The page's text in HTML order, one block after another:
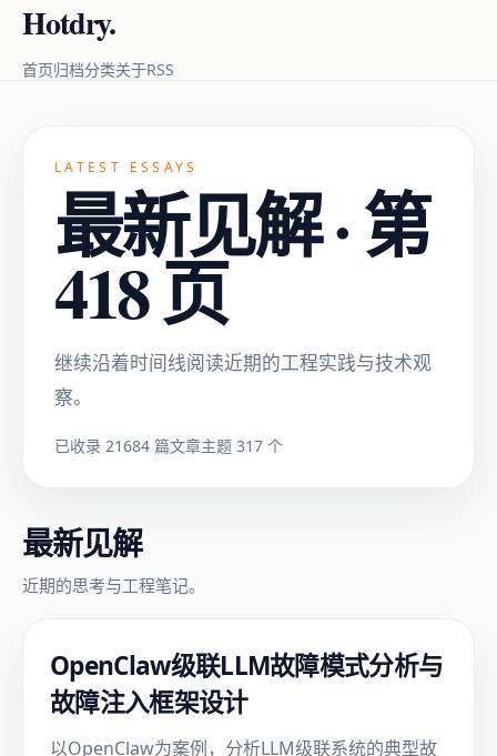
Hotdry.
首页归档分类关于RSS
LATEST ESSAYS
最新见解 · 第
418 页
继续沿着时间线阅读近期的工程实践与技术观
察。
已收录 21684 篇文章主题 317 个
最新见解
近期的思考与工程笔记。
OpenClaw级联LLM故障模式分析与
故障注入框架设计
以OpenClaw为案例，分析LLM级联系统的典型故